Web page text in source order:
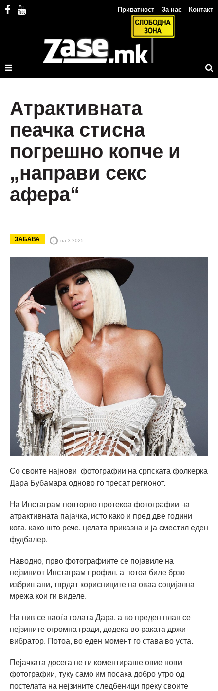
Приватност За нас Контакт
Атрактивната
пеачка стисна
погрешно копче и
„направи секс
афера“
ЗАБАВА на 3.2025
Со своите најнови фотографии на српската фолкерка
Дара Бубамара одново го тресат регионот.
На Инстаграм повторно протекоа фотографии на
атрактивната пајачка, исто како и пред две години
кога, како што рече, целата приказна и ја сместил еден
фудбалер.
Наводно, прво фотографиите се појавиле на
нејзиниот Инстаграм профил, а потоа биле брзо
избришани, тврдат корисниците на оваа социјална
мрежа кои ги виделе.
На нив се наоѓа голата Дара, а во преден план се
нејзините огромна гради, додека во раката држи
вибратор. Потоа, во еден момент го става во уста.
Пејачката досега не ги коментираше овие нови
фотографии, туку само им посака добро утро од
постелата на нејзините следбеници преку своите